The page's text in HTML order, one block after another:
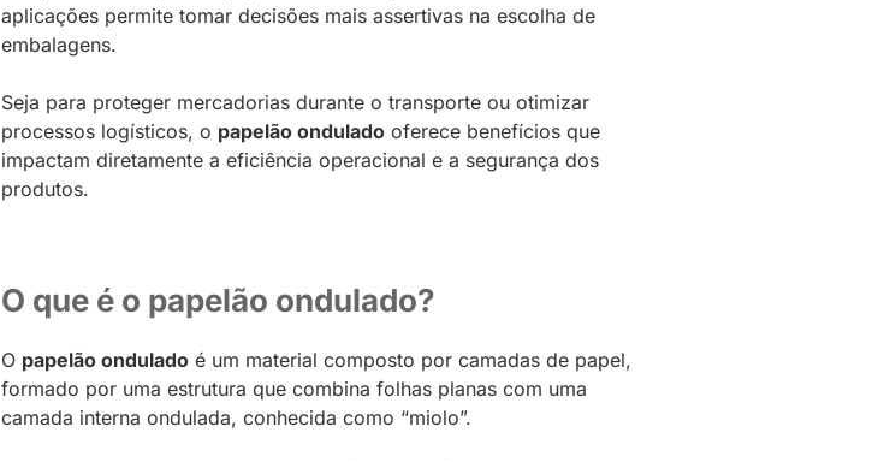
aplicações permite tomar decisões mais assertivas na escolha de
embalagens.
Seja para proteger mercadorias durante o transporte ou otimizar
processos logísticos, o papelão onduladooferece benefícios que
impactam diretamente a eficiência operacional e a segurança dos
produtos.
O que é o papelão ondulado?
O papelão onduladoé um material composto por camadas de papel,
formado por uma estrutura que combina folhas planas com uma
camada interna ondulada, conhecida como “miolo”.